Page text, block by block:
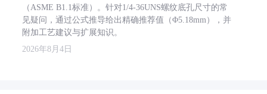
（ASME B1.1标准）。针对1/4-36UNS螺纹底孔尺寸的常
见疑问，通过公式推导给出精确推荐值（Φ5.18mm），并
附加工艺建议与扩展知识。
2026年8月4日